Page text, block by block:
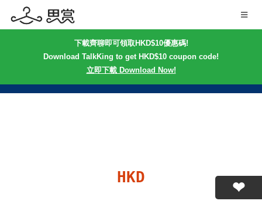
下載齊聊即可領取HKD$10優惠碼!
Download TalkKing to get HKD$10 coupon code!
立即下載 Download Now!
HKD